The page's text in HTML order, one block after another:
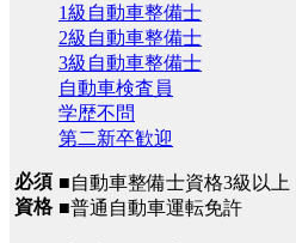
必須
資格
1級自動車整備士
2級自動車整備士
3級自動車整備士
自動車検査員
学歴不問
第二新卒歓迎
■自動車整備士資格3級以上
■普通自動車運転免許